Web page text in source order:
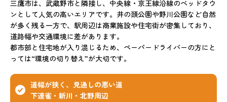
三鷹市は、武蔵野市と隣接し、中央線・京王線沿線のベッドタウ
ンとして人気の高いエリアです。井の頭公園や野川公園など自然
が多く残る一方で、駅周辺は商業施設や住宅街が密集しており、
道路幅や交通環境に差があります。
都市部と住宅地が入り混じるため、ペーパードライバーの方にと
っては“環境の切り替え”が大切です。
道幅が狭く、見通しの悪い道
下連雀・新川・北野周辺